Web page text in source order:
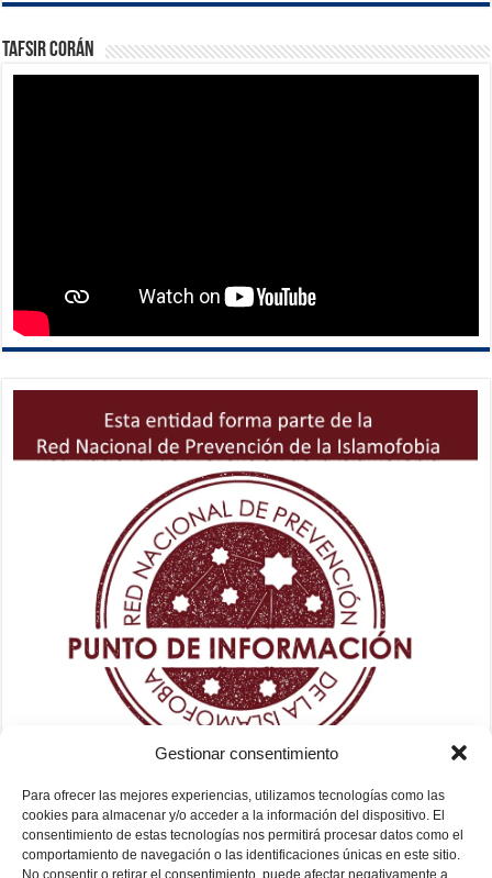
Gestionar consentimiento
Para ofrecer las mejores experiencias, utilizamos tecnologías como las
cookies para almacenar y/o acceder a la información del dispositivo. El
consentimiento de estas tecnologías nos permitirá procesar datos como el
comportamiento de navegación o las identificaciones únicas en este sitio.
No consentir o retirar el consentimiento, puede afectar negativamente a
Tafsir Corán